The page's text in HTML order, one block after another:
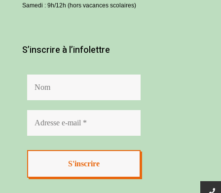
Samedi : 9h/12h (hors vacances scolaires)
S’inscrire à l’infolettre